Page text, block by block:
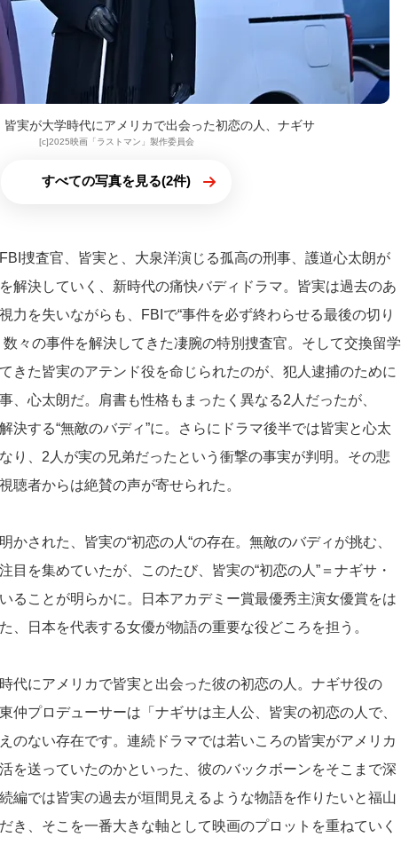
皆実が大学時代にアメリカで出会った初恋の人、ナギサ
[c]2025映画「ラストマン」製作委員会
すべての写真を見る(2件)
捜査官、皆実と、大泉洋演じる孤高の刑事、護道心太朗が
解決していく、新時代の痛快バディドラマ。皆実は過去のあ
力を失いながらも、FBIで“事件を必ず終わらせる最後の切り
々の事件を解決してきた凄腕の特別捜査官。そして交換留学
きた皆実のアテンド役を命じられたのが、犯人逮捕のために
、心太朗だ。肩書も性格もまったく異なる2人だったが、
決する“無敵のバディ”に。さらにドラマ後半では皆実と心太
り、2人が実の兄弟だったという衝撃の事実が判明。その悲
聴者からは絶賛の声が寄せられた。
かされた、皆実の“初恋の人“の存在。無敵のバディが挑む、
目を集めていたが、このたび、皆実の“初恋の人”＝ナギサ・
ることが明らかに。日本アカデミー賞最優秀主演女優賞をは
、日本を代表する女優が物語の重要な役どころを担う。
代にアメリカで皆実と出会った彼の初恋の人。ナギサ役の
仲プロデューサーは「ナギサは主人公、皆実の初恋の人で、
のない存在です。連続ドラマでは若いころの皆実がアメリカ
を送っていたのかといった、彼のバックボーンをそこまで深
編では皆実の過去が垣間見えるような物語を作りたいと福山
き、そこを一番大きな軸として映画のプロットを重ねていく